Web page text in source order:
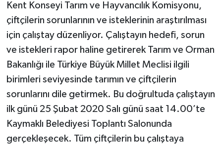
Kent Konseyi Tarım ve Hayvancılık Komisyonu,
çiftçilerin sorunlarının ve isteklerinin araştırılması
için çalıştay düzenliyor. Çalıştayın hedefi, sorun
ve istekleri rapor haline getirerek Tarım ve Orman
Bakanlığı ile Türkiye Büyük Millet Meclisi ilgili
birimleri seviyesinde tarımın ve çiftçilerin
sorunlarını dile getirmek. Bu doğrultuda çalıştayın
ilk günü 25 Şubat 2020 Salı günü saat 14.00’te
Kaymaklı Belediyesi Toplantı Salonunda
gerçekleşecek. Tüm çiftçilerin bu çalıştaya